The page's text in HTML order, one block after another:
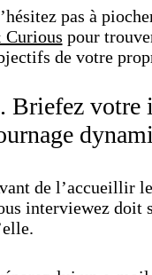
pas à
pour
de votre
Briefez votre
de l’accueillir
interviewez doit